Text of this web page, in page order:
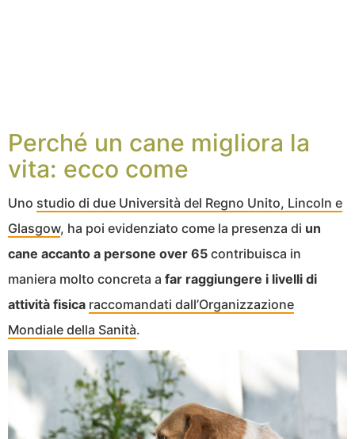
Perché un cane migliora la
vita: ecco come
Uno studio di due Università del Regno Unito, Lincoln e
Glasgow, ha poi evidenziato come la presenza di un
cane accanto a persone over 65 contribuisca in
maniera molto concreta a far raggiungere i livelli di
attività fisica raccomandati dall’Organizzazione
Mondiale della Sanità.